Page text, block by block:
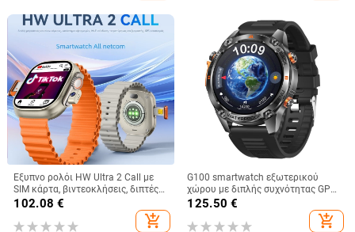
Έξυπνο ρολόι HW Ultra 2 Call με
SIM κάρτα, βιντεοκλήσεις, διπτές
κάμερες μπροστά και πίσω,
εντοπισμό θέσης, οθόνη αφής
WeChat, ασύρματη φόρτιση
102.08 €
add_shopping_cart
G100 smartwatch εξωτερικού
χώρου με διπλής συχνότητας GPS,
οθόνη AMOLED, λουράκι από
ανοξείδωτο ατσάλι, αυτονομία 7–
14 ημερών, κλήσεις Bluetooth
125.50 €
add_shopping_cart